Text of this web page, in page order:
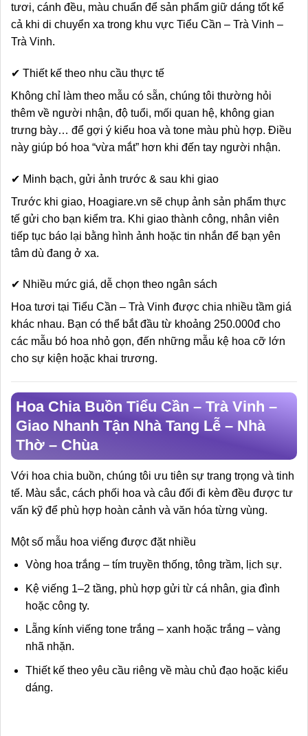
tươi, cánh đều, màu chuẩn để sản phẩm giữ dáng tốt kể
cả khi di chuyển xa trong khu vực Tiểu Cần – Trà Vinh –
Trà Vinh.
✔ Thiết kế theo nhu cầu thực tế
Không chỉ làm theo mẫu có sẵn, chúng tôi thường hỏi
thêm về người nhận, độ tuổi, mối quan hệ, không gian
trưng bày… để gợi ý kiểu hoa và tone màu phù hợp. Điều
này giúp bó hoa “vừa mắt” hơn khi đến tay người nhận.
✔ Minh bạch, gửi ảnh trước & sau khi giao
Trước khi giao, Hoagiare.vn sẽ chụp ảnh sản phẩm thực
tế gửi cho bạn kiểm tra. Khi giao thành công, nhân viên
tiếp tục báo lại bằng hình ảnh hoặc tin nhắn để bạn yên
tâm dù đang ở xa.
✔ Nhiều mức giá, dễ chọn theo ngân sách
Hoa tươi tại Tiểu Cần – Trà Vinh được chia nhiều tầm giá
khác nhau. Bạn có thể bắt đầu từ khoảng 250.000đ cho
các mẫu bó hoa nhỏ gọn, đến những mẫu kệ hoa cỡ lớn
cho sự kiện hoặc khai trương.
Hoa Chia Buồn Tiểu Cần – Trà Vinh –
Giao Nhanh Tận Nhà Tang Lễ – Nhà
Thờ – Chùa
Với hoa chia buồn, chúng tôi ưu tiên sự trang trọng và tinh
tế. Màu sắc, cách phối hoa và câu đối đi kèm đều được tư
vấn kỹ để phù hợp hoàn cảnh và văn hóa từng vùng.
Một số mẫu hoa viếng được đặt nhiều
Vòng hoa trắng – tím truyền thống, tông trầm, lịch sự.
Kệ viếng 1–2 tầng, phù hợp gửi từ cá nhân, gia đình
hoặc công ty.
Lẵng kính viếng tone trắng – xanh hoặc trắng – vàng
nhã nhặn.
Thiết kế theo yêu cầu riêng về màu chủ đạo hoặc kiểu
dáng.